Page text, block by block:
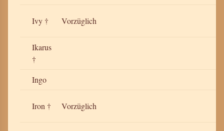
Ivy † Vorzüglich
Ikarus
†
Ingo
Iron † Vorzüglich